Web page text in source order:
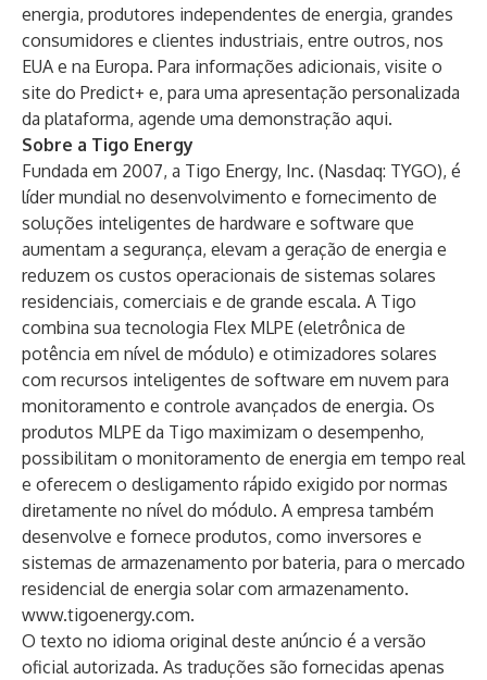
energia, produtores independentes de energia, grandes
consumidores e clientes industriais, entre outros, nos
EUA e na Europa. Para informações adicionais, visite o
site do Predict+ e, para uma apresentação personalizada
da plataforma, agende uma demonstração aqui.
Sobre a Tigo Energy
Fundada em 2007, a Tigo Energy, Inc. (Nasdaq: TYGO), é
líder mundial no desenvolvimento e fornecimento de
soluções inteligentes de hardware e software que
aumentam a segurança, elevam a geração de energia e
reduzem os custos operacionais de sistemas solares
residenciais, comerciais e de grande escala. A Tigo
combina sua tecnologia Flex MLPE (eletrônica de
potência em nível de módulo) e otimizadores solares
com recursos inteligentes de software em nuvem para
monitoramento e controle avançados de energia. Os
produtos MLPE da Tigo maximizam o desempenho,
possibilitam o monitoramento de energia em tempo real
e oferecem o desligamento rápido exigido por normas
diretamente no nível do módulo. A empresa também
desenvolve e fornece produtos, como inversores e
sistemas de armazenamento por bateria, para o mercado
residencial de energia solar com armazenamento.
www.tigoenergy.com.
O texto no idioma original deste anúncio é a versão
oficial autorizada. As traduções são fornecidas apenas